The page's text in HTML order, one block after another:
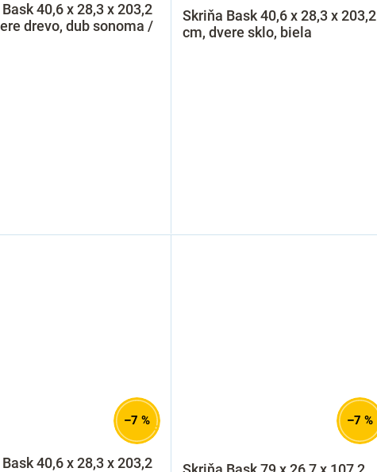
40,6 x 28,3 x 203,2
drevo, dub sonoma /
Skriňa Bask 40,6 x 28,3 x 203,2
cm, dvere sklo, biela
–7 %
40,6 x 28,3 x 203,2
–7 %